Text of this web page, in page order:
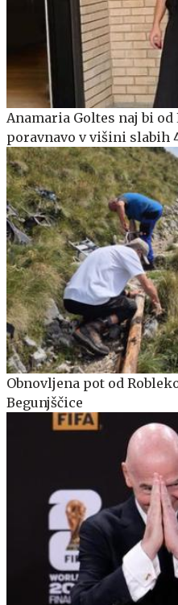
Anamaria Goltes naj bi
poravnavo v višini slabih
Obnovljena pot od
Begunjščice